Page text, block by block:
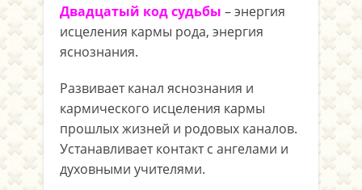
Двадцатый код судьбы – энергия
исцеления кармы рода, энергия
яснознания.
Развивает канал яснознания и
кармического исцеления кармы
прошлых жизней и родовых каналов.
Устанавливает контакт с ангелами и
духовными учителями.